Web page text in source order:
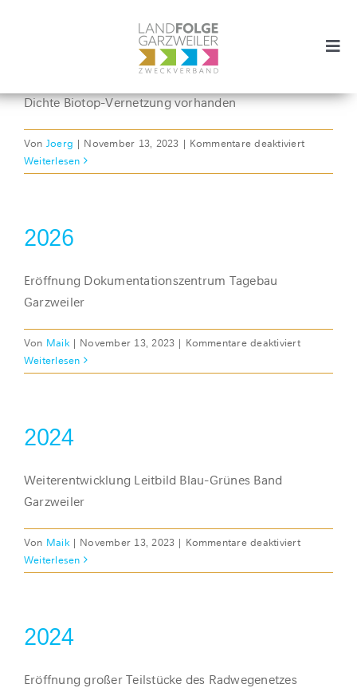
Zweckverband
Projekte
Vision
SUCHE
NACH:
Dichte Biotop-Vernetzung vorhanden
Von Joerg | November 13, 2023 | Kommentare deaktiviertfür
Weiterlesen
2026
Eröffnung Dokumentationszentrum Tagebau
Garzweiler
Von Maik | November 13, 2023 | Kommentare deaktiviertfür
Weiterlesen
2024
Weiterentwicklung Leitbild Blau-Grünes Band
Garzweiler
Von Maik | November 13, 2023 | Kommentare deaktiviertfür
Weiterlesen
2024
Eröffnung großer Teilstücke des Radwegenetzes